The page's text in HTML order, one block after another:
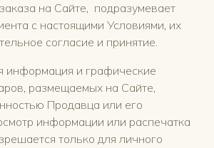
на Cайте, подразумевает
с настоящими Условиями, их
согласие и принятие.
информация и графические
размещаемых на Сайте,
Продавца или его
информации или распечатка
только для личного